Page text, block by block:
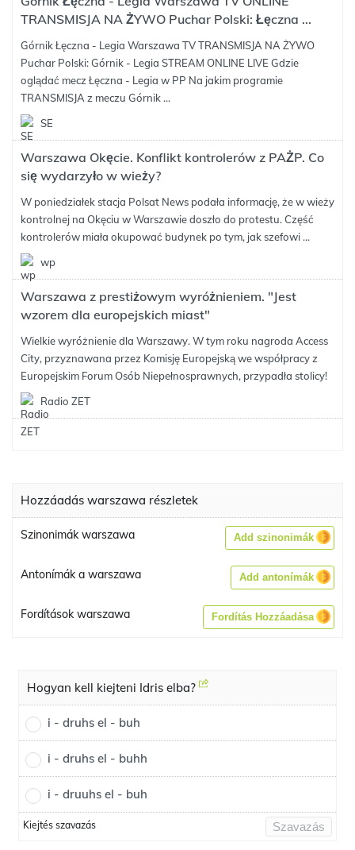
TRANSMISJA NA ŻYWO Puchar Polski: Łęczna ...
Górnik Łęczna - Legia Warszawa TV TRANSMISJA NA ŻYWO
Puchar Polski: Górnik - Legia STREAM ONLINE LIVE Gdzie
oglądać mecz Łęczna - Legia w PP Na jakim programie
TRANSMISJA z meczu Górnik ...
SE
Warszawa Okęcie. Konflikt kontrolerów z PAŻP. Co
się wydarzyło w wieży?
W poniedziałek stacja Polsat News podała informację, że w wieży
kontrolnej na Okęciu w Warszawie doszło do protestu. Część
kontrolerów miała okupować budynek po tym, jak szefowi ...
wp
Warszawa z prestiżowym wyróżnieniem. "Jest
wzorem dla europejskich miast"
Wielkie wyróżnienie dla Warszawy. W tym roku nagroda Access
City, przyznawana przez Komisję Europejską we współpracy z
Europejskim Forum Osób Niepełnosprawnych, przypadła stolicy!
Radio ZET
Hozzáadás warszawa részletek
Szinonimák warszawa Add szinonimák
Antonímák a warszawa Add antonímák
Fordítások warszawa Fordítás Hozzáadása
Hogyan kell kiejteni Idris elba?
i - druhs el - buh
i - druhs el - buhh
i - druuhs el - buh
Kiejtés szavazás Szavazás